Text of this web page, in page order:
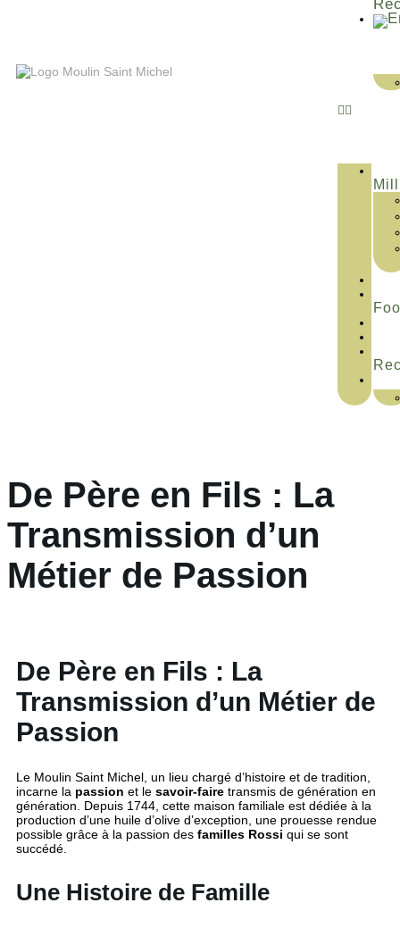
Mill
De Père en Fils : La
Transmission d’un
Métier de Passion
De Père en Fils : La
Transmission d’un Métier de
Passion
Le Moulin Saint Michel, un lieu chargé d’histoire et de tradition,
incarne la passion et le savoir-faire transmis de génération en
génération. Depuis 1744, cette maison familiale est dédiée à la
production d’une huile d’olive d’exception, une prouesse rendue
possible grâce à la passion des familles Rossi qui se sont
succédé.
Une Histoire de Famille